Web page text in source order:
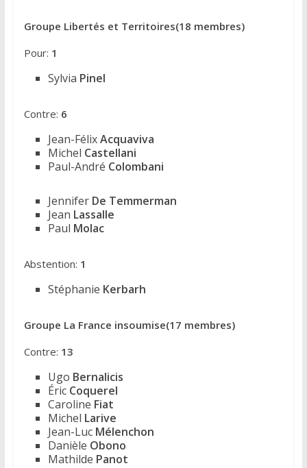
Groupe Libertés et Territoires(18 membres)
Pour: 1
Sylvia Pinel
Contre: 6
Jean-FélixAcquaviva
Michel Castellani
Paul-André Colombani
Jennifer De Temmerman
Jean Lassalle
Paul Molac
Abstention: 1
Stéphanie Kerbarh
Groupe La France insoumise(17 membres)
Contre: 13
Ugo Bernalicis
Éric Coquerel
Caroline Fiat
Michel Larive
Jean-Luc Mélenchon
Danièle Obono
Mathilde Panot